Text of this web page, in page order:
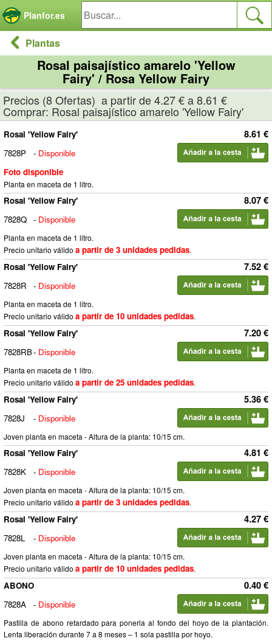
Planfor.es
Plantas
Rosal paisajístico amarelo 'Yellow
Fairy' / Rosa Yellow Fairy
Precios (8 Ofertas) a partir de 4.27 € a 8.61 €
Comprar: Rosal paisajístico amarelo 'Yellow Fairy'
8.61 €
Rosal 'Yellow Fairy'
7828P
- Disponible
Foto disponible
Planta en maceta de 1 litro.
8.07 €
Rosal 'Yellow Fairy'
7828Q - Disponible
Planta en maceta de 1 litro.
Precio unitario válido a partir de 3 unidades pedidas.
7.52 €
Rosal 'Yellow Fairy'
7828R
- Disponible
Planta en maceta de 1 litro.
Precio unitario válido a partir de 10 unidades pedidas.
7.20 €
Rosal 'Yellow Fairy'
7828RB- Disponible
Planta en maceta de 1 litro.
Precio unitario válido a partir de 25 unidades pedidas.
5.36 €
Rosal 'Yellow Fairy'
7828J
- Disponible
Joven planta en maceta - Altura de la planta: 10/15 cm.
4.81 €
Rosal 'Yellow Fairy'
7828K
- Disponible
Joven planta en maceta - Altura de la planta: 10/15 cm.
Precio unitario válido a partir de 3 unidades pedidas.
4.27 €
Rosal 'Yellow Fairy'
7828L
- Disponible
Joven planta en maceta - Altura de la planta: 10/15 cm.
Precio unitario válido a partir de 10 unidades pedidas.
0.40 €
ABONO
7828A
- Disponible
Pastilla de abono retardado para ponerla al fondo del hoyo de la plantación.
Lenta liberación durante 7 a 8 meses – 1 sola pastilla por hoyo.
Panel de gestión de cookies